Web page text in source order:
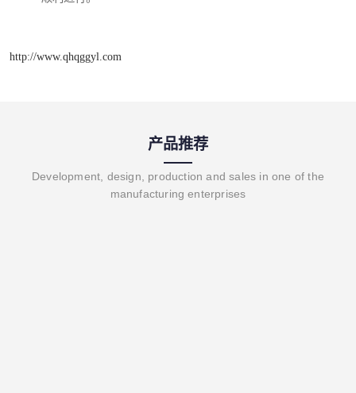
http://www.qhqggyl.com
产品推荐
Development, design, production and sales in one of the
manufacturing enterprises